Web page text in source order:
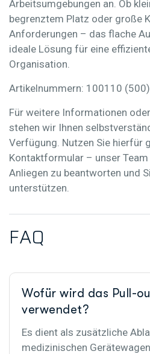
Arbeitsumgebungen an. Ob
begrenztem Platz oder große
Anforderungen – das flache
ideale Lösung für eine
Organisation.
Artikelnummern: 100110
Für weitere Informationen
stehen wir Ihnen
Verfügung. Nutzen Sie hierfür
Kontaktformular – unser
Anliegen zu beantworten und
unterstützen.
FAQ
Wofür wird das Pull-
verwendet?
Es dient als zusätzliche
medizinischen